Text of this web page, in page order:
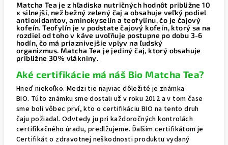
Matcha Tea je z hľadiska nutričných hodnôt približne 10
x silnejší, než bežný zelený čaj a obsahuje veľký podiel
antioxidantov, aminokyselín a teofylínu, čo je čajový
kofeín. Teofylín je v podstate čajový kofeín, ktorý sa na
rozdiel od toho v káve uvoľňuje postupne po dobu 3-6
hodín, čo má priaznivejšie vplyv na ľudský
organizmus. Matcha Tea je jediný čaj, ktorý obsahuje
približne 30% vlákniny.
Aké certifikácie má náš Bio Matcha Tea?
Hneď niekoľko.Medzi tie najviac dôležité je známka
BIO. Túto známku sme dostali už v roku 2012 a v tom čase
sme boli vôbec prví, kto o certifikáciu BIO na tento druh
čaju požiadal.Odvtedy ju pri každoročných kontrolách
certifikačného úradu, predlžujeme. Ďalším certifikátom je
Certifikát o zdravotnej neškodnosti produktu vydaný